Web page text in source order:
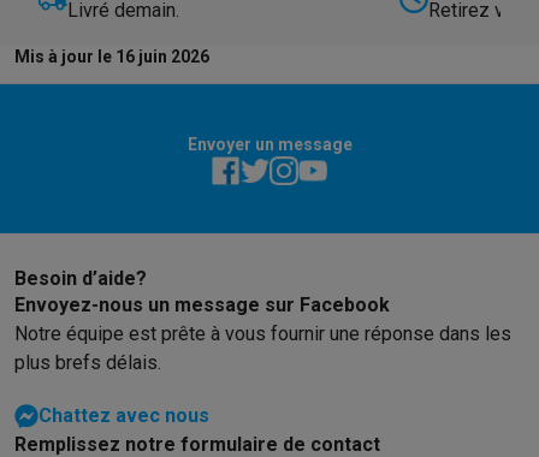
Livré demain. Retirez
Mis à jour le 16 juin 2026
Envoyer un message
Besoin d’aide?
Envoyez-nous un message sur Facebook
Notre équipe est prête à vous fournir une réponse dans les
plus brefs délais.
Chattez avec nous
Remplissez notre formulaire de contact